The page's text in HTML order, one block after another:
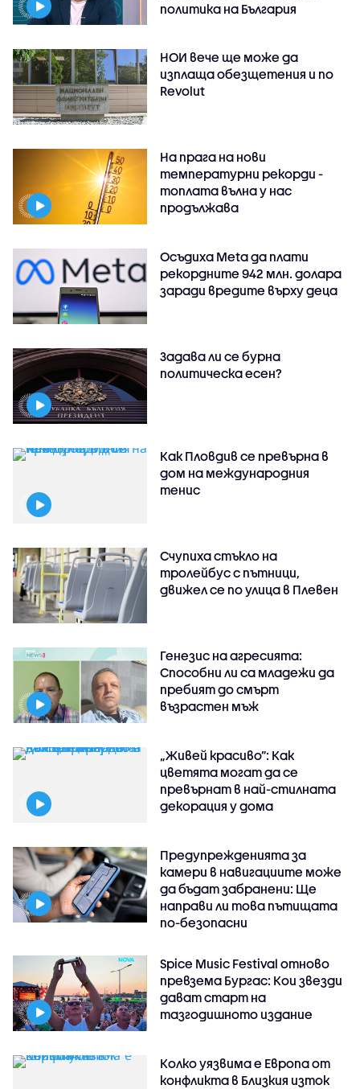
политика на България
НОИ вече ще може да
изплаща обезщетения и по
Revolut
На прага на нови
температурни рекорди -
топлата вълна у нас
продължава
Осъдиха Meta да плати
рекордните 942 млн. долара
заради вредите върху деца
Задава ли се бурна
политическа есен?
Как Пловдив се превърна в
дом на международния
тенис
Счупиха стъкло на
тролейбус с пътници,
движел се по улица в Плевен
Генезис на агресията:
Способни ли са младежи да
пребият до смърт
възрастен мъж
„Живей красиво”: Как
цветята могат да се
превърнат в най-стилната
декорация у дома
Предупрежденията за
камери в навигациите може
да бъдат забранени: Ще
направи ли това пътищата
по-безопасни
Spice Music Festival отново
превзема Бургас: Кои звезди
дават старт на
тазгодишното издание
Колко уязвима е Европа от
конфликта в Близкия изток